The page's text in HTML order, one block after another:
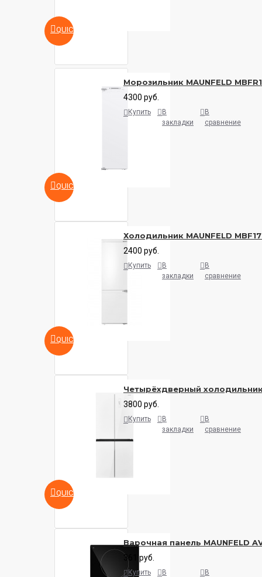
QUICKVIEW
QUICKVIEW
Морозильник MAUNFELD
4300 руб.
Купить
В
закладки
В
сравнение
QUICKVIEW
Холодильник MAUNFELD
2400 руб.
Купить
В
закладки
В
сравнение
QUICKVIEW
Четырёхдверный холодильник
3800 руб.
Купить
В
закладки
В
сравнение
Варочная панель MAUNFELD
361 руб.
Купить В В